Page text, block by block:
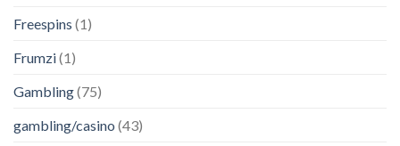
Freespins (1)
Frumzi(1)
Gambling(75)
gambling/casino (43)